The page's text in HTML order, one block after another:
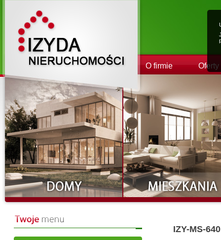
O firmie Oferty
IZY-MS-